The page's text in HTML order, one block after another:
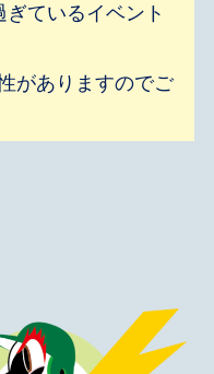
ているイベント
がありますのでご